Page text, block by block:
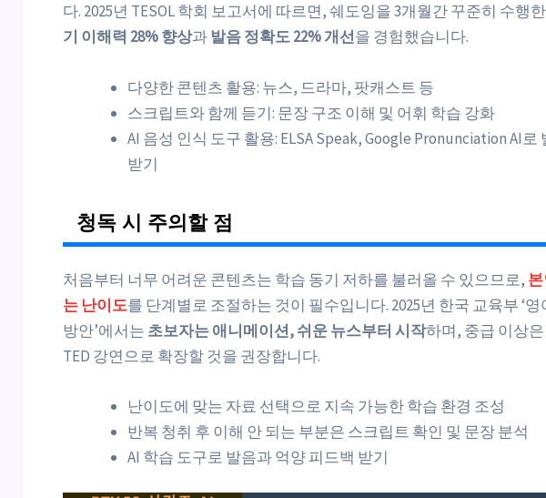
다. 2025년 TESOL 학회 보고서에 따르면, 쉐도잉을 3개월간 꾸준히 수행
기 이해력 28% 향상과발음 정확도 22% 개선을 경험했습니다.
다양한 콘텐츠 활용: 뉴스, 드라마, 팟캐스트 등
스크립트와 함께 듣기: 문장 구조 이해 및 어휘 학습 강화
AI 음성 인식 도구 활용: ELSA Speak, Google Pronunciation AI로
받기
청독 시 주의할 점
처음부터 너무 어려운 콘텐츠는 학습 동기 저하를 불러올 수 있으므로,
는 난이도를 단계별로 조절하는 것이 필수입니다. 2025년 한국 교육부 ‘영
방안’에서는 초보자는 애니메이션, 쉬운 뉴스부터 시작하며, 중급 이상
TED 강연으로 확장할 것을 권장합니다.
난이도에 맞는 자료 선택으로 지속 가능한 학습 환경 조성
반복 청취 후 이해 안 되는 부분은 스크립트 확인 및 문장 분석
AI 학습 도구로 발음과 억양 피드백 받기